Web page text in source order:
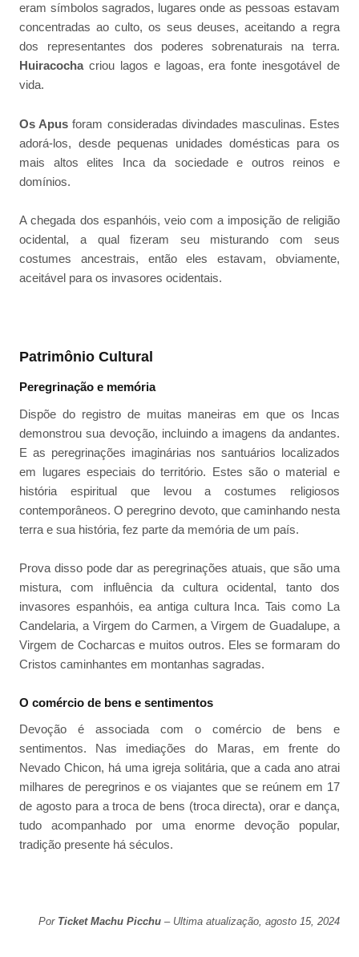
eram símbolos sagrados, lugares onde as pessoas estavam
concentradas ao culto, os seus deuses, aceitando a regra
dos representantes dos poderes sobrenaturais na terra.
Huiracochacriou lagos e lagoas, era fonte inesgotável de
vida.
Os Apus foram consideradas divindades masculinas. Estes
adorá-los, desde pequenas unidades domésticas para os
mais altos elites Inca da sociedade e outros reinos e
domínios.
A chegada dos espanhóis, veio com a imposição de religião
ocidental, a qual fizeram seu misturando com seus
costumes ancestrais, então eles estavam, obviamente,
aceitável para os invasores ocidentais.
Patrimônio Cultural
Peregrinação e memória
Dispõe do registro de muitas maneiras em que os Incas
demonstrou sua devoção, incluindo a imagens da andantes.
E as peregrinações imaginárias nos santuários localizados
em lugares especiais do território. Estes são o material e
história espiritual que levou a costumes religiosos
contemporâneos. O peregrino devoto, que caminhando nesta
terra e sua história, fez parte da memória de um país.
Prova disso pode dar as peregrinações atuais, que são uma
mistura, com influência da cultura ocidental, tanto dos
invasores espanhóis, ea antiga cultura Inca. Tais como La
Candelaria, a Virgem do Carmen, a Virgem de Guadalupe, a
Virgem de Cocharcas e muitos outros. Eles se formaram do
Cristos caminhantes em montanhas sagradas.
O comércio de bens e sentimentos
Devoção é associada com o comércio de bens e
sentimentos. Nas imediações do Maras, em frente do
Nevado Chicon, há uma igreja solitária, que a cada ano atrai
milhares de peregrinos e os viajantes que se reúnem em 17
de agosto para a troca de bens (troca directa), orar e dança,
tudo acompanhado por uma enorme devoção popular,
tradição presente há séculos.
Por Ticket Machu Picchu– Ultima atualização, agosto 15, 2024